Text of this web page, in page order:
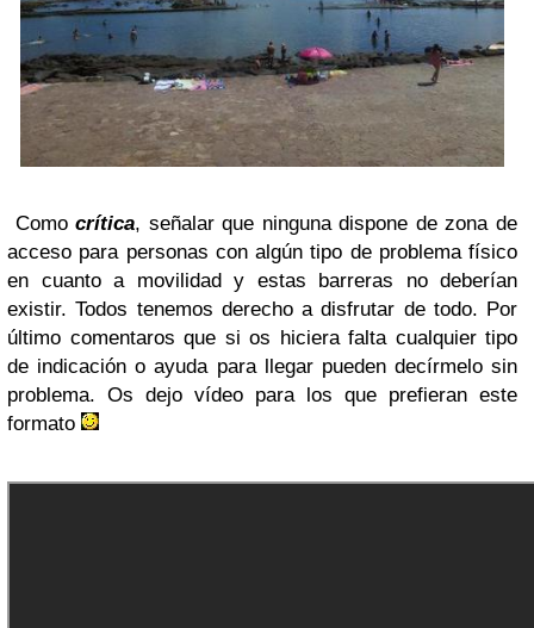
Comocrítica, señalar que ninguna dispone de zona de
acceso para personas con algún tipo de problema físico
en cuanto a movilidad y estas barreras no deberían
existir. Todos tenemos derecho a disfrutar de todo. Por
último comentaros que si os hiciera falta cualquier tipo
de indicación o ayuda para llegar pueden decírmelo sin
problema. Os dejo vídeo para los que prefieran este
formato